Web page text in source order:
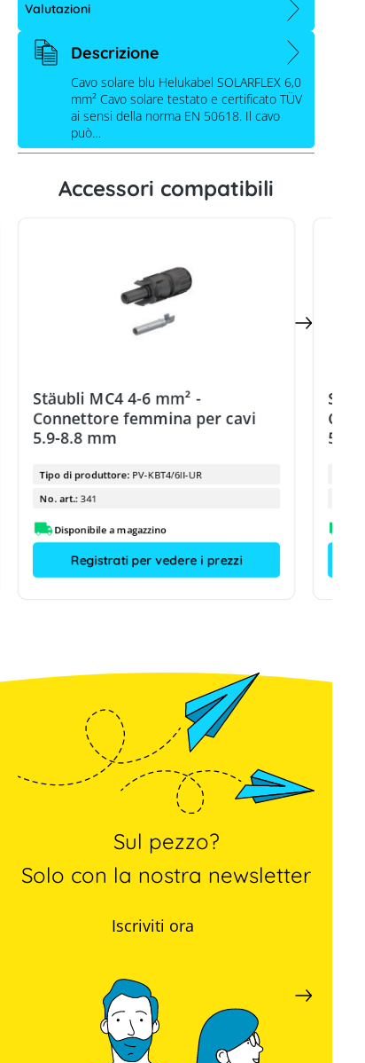
HELUKABEL Cavo solare Solarflex
Valutazioni
Descrizione
Cavo solare blu Helukabel SOLARFLEX 6,0
mm² Cavo solare testato e certificato TÜV
ai sensi della norma EN 50618. Il cavo
può…
Accessori compatibili
Stäubli MC4 4-6 mm² -
Connettore femmina per cavi
5.9-8.8 mm
Tipo di produttore: PV-KBT4/6II-UR
No. art.: 341
Disponibile a magazzino
Registrati per vedere i prezzi
5.9-
Sul pezzo?
Solo con la nostra newsletter
Iscriviti ora